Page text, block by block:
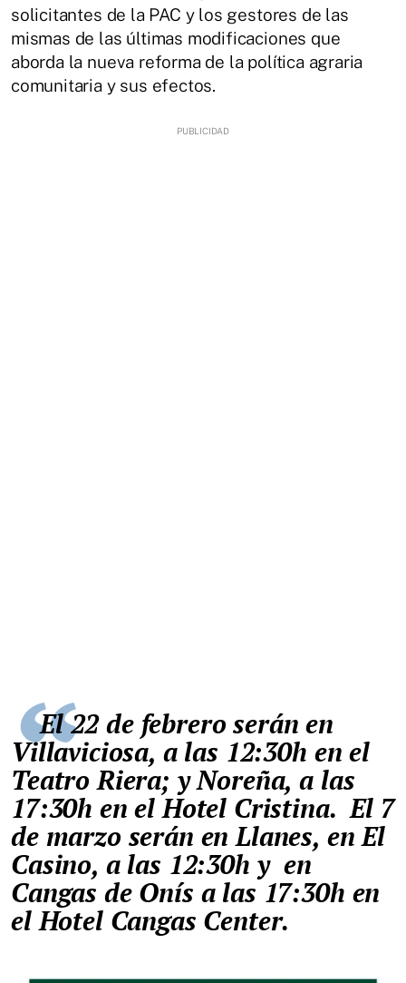
solicitantes de la PAC y los gestores de las
mismas de las últimas modificaciones que
aborda la nueva reforma de la política agraria
comunitaria y sus efectos.
El 22 de febrero serán en
Villaviciosa, a las 12:30h en el
Teatro Riera; y Noreña, a las
17:30h en el Hotel Cristina.El 7
de marzo serán en Llanes, en El
Casino, a las 12:30h y en
Cangas de Onís a las 17:30h en
el Hotel Cangas Center.